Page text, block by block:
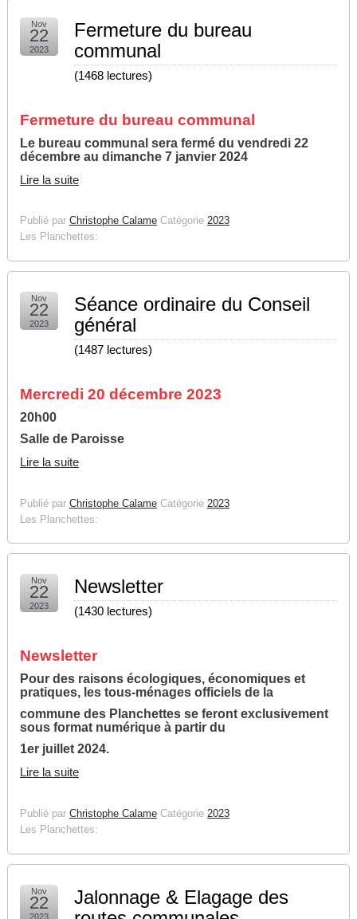
Fermeture du bureau
communal
(1468 lectures)
Nov
22
2023
Fermeture du bureau communal
Le bureau communal sera fermé du vendredi 22
décembre au dimanche 7 janvier 2024
Lire la suite
Publié par Christophe CalameCatégorie 2023
Les Planchettes:
Séance ordinaire du Conseil
général
(1487 lectures)
Nov
22
2023
Mercredi 20 décembre 2023
20h00
Salle de Paroisse
Lire la suite
Publié par Christophe CalameCatégorie 2023
Les Planchettes:
Newsletter
(1430 lectures)
Nov
22
2023
Newsletter
Pour des raisons écologiques, économiques et
pratiques, les tous-ménages officiels de la
commune des Planchettes se feront exclusivement
sous format numérique à partir du
1er juillet 2024.
Lire la suite
Publié par Christophe CalameCatégorie 2023
Les Planchettes:
Jalonnage & Elagage des
Nov
22
2023